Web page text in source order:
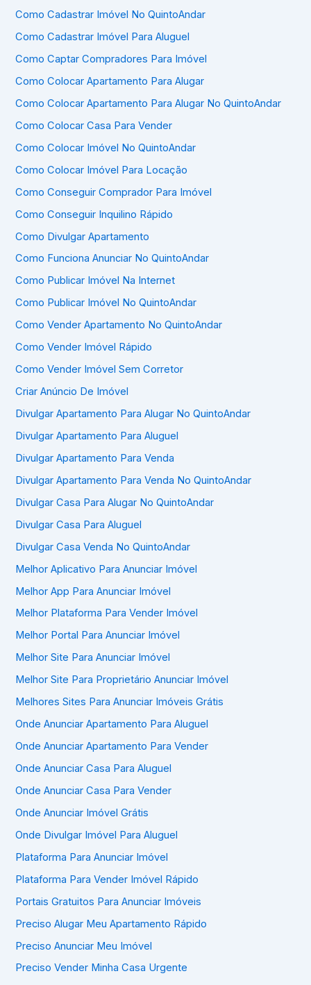
Como Cadastrar Imóvel No QuintoAndar
Como Cadastrar Imóvel Para Aluguel
Como Captar Compradores Para Imóvel
Como Colocar Apartamento Para Alugar
Como Colocar Apartamento Para Alugar No QuintoAndar
Como Colocar Casa Para Vender
Como Colocar Imóvel No QuintoAndar
Como Colocar Imóvel Para Locação
Como Conseguir Comprador Para Imóvel
Como Conseguir Inquilino Rápido
Como Divulgar Apartamento
Como Funciona Anunciar No QuintoAndar
Como Publicar Imóvel Na Internet
Como Publicar Imóvel No QuintoAndar
Como Vender Apartamento No QuintoAndar
Como Vender Imóvel Rápido
Como Vender Imóvel Sem Corretor
Criar Anúncio De Imóvel
Divulgar Apartamento Para Alugar No QuintoAndar
Divulgar Apartamento Para Aluguel
Divulgar Apartamento Para Venda
Divulgar Apartamento Para Venda No QuintoAndar
Divulgar Casa Para Alugar No QuintoAndar
Divulgar Casa Para Aluguel
Divulgar Casa Venda No QuintoAndar
Melhor Aplicativo Para Anunciar Imóvel
Melhor App Para Anunciar Imóvel
Melhor Plataforma Para Vender Imóvel
Melhor Portal Para Anunciar Imóvel
Melhor Site Para Anunciar Imóvel
Melhor Site Para Proprietário Anunciar Imóvel
Melhores Sites Para Anunciar Imóveis Grátis
Onde Anunciar Apartamento Para Aluguel
Onde Anunciar Apartamento Para Vender
Onde Anunciar Casa Para Aluguel
Onde Anunciar Casa Para Vender
Onde Anunciar Imóvel Grátis
Onde Divulgar Imóvel Para Aluguel
Plataforma Para Anunciar Imóvel
Plataforma Para Vender Imóvel Rápido
Portais Gratuitos Para Anunciar Imóveis
Preciso Alugar Meu Apartamento Rápido
Preciso Anunciar Meu Imóvel
Preciso Vender Minha Casa Urgente